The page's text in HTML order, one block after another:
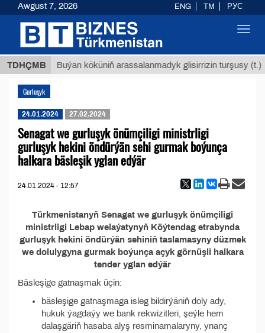
TDHÇMB
ТМТ Buýan köküniň arassalanmadyk glisirrizin turşusy (t.)
Gurluşyk
24.01.2024 27.02.2024
Senagat we gurluşyk önümçiligi ministrligi
gurluşyk hekini öndürýän sehi gurmak boýunça
halkara bäsleşik yglan edýär
24.01.2024 - 12:57
Türkmenistanyň Senagat we gurluşyk önümçiligi
ministrligi Lebap welaýatynyň Köýtendag etrabynda
gurluşyk hekini öndürýän sehiniň taslamasyny düzmek
we dolulygyna gurmak boýunça açyk görnüşli halkara
tender yglan edýär
Bäsleşige gatnaşmak üçin:
bäsleşige gatnaşmaga isleg bildirýäniň doly ady,
hukuk ýagdaýy we bank rekwizitleri, şeýle hem
dalaşgäriň hasaba alyş resminamalaryny, ynanç
Awgust 7, 2026 ENG TM РУС